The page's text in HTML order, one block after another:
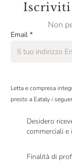
Fattoria Di
Favaro
Felline
Felsina
Feudi Di San
Iscriviti
Non
Email *
Letta e compresa
presto a Eataly i
Desidero
commerciali e
Finalità di